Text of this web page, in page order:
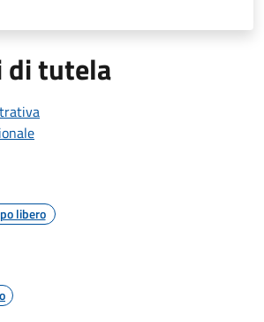
di tutela
libero